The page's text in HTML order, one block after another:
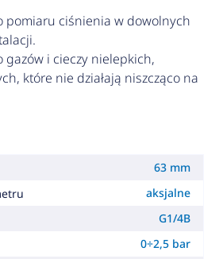
pomiaru ciśnienia w dowolnych
gazów i cieczy nielepkich,
które nie działają niszcząco na
63 mm
aksjalne
G1/4B
0÷2,5 bar